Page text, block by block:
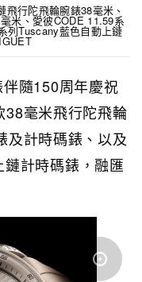
飛行陀飛輪腕錶38毫米、
米、愛彼CODE 11.59系
列Tuscany藍色自動上鏈
隨150周年慶祝
38毫米飛行陀飛輪
及計時碼錶、以及
計時碼錶，融匯